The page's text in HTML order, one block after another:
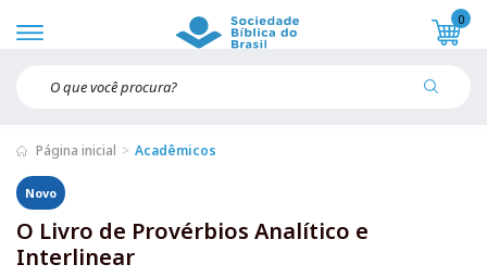
0
Página inicial Acadêmicos
Novo
O Livro de Provérbios Analítico e
Interlinear